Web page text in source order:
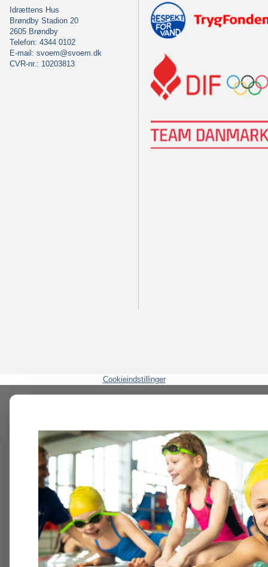
Idrættens Hus
Brøndby Stadion 20
2605 Brøndby
Telefon: 4344 0102
E-mail: svoem@svoem.dk
CVR-nr.: 10203813
Cookieindstillinger